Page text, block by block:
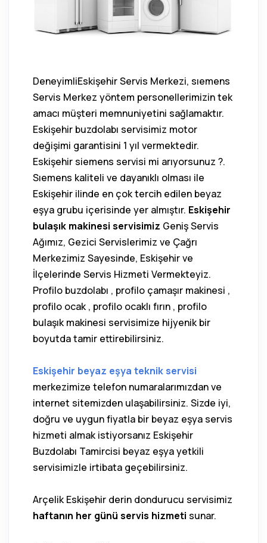
DeneyimliEskişehir Servis Merkezi, sıemens
Servis Merkez yöntem personellerimizin tek
amacı müşteri memnuniyetini sağlamaktır.
Eskişehir buzdolabı servisimiz motor
değişimi garantisini 1 yıl vermektedir.
Eskişehir siemens servisi mi arıyorsunuz ?.
Sıemens kaliteli ve dayanıklı olması ile
Eskişehir ilinde en çok tercih edilen beyaz
eşya grubu içerisinde yer almıştır. Eskişehir
bulaşık makinesi servisimiz Geniş Servis
Ağımız, Gezici Servislerimiz ve Çağrı
Merkezimiz Sayesinde, Eskişehir ve
İlçelerinde Servis Hizmeti Vermekteyiz.
Profilo buzdolabı , profilo çamaşır makinesi ,
profilo ocak , profilo ocaklı fırın , profilo
bulaşık makinesi servisimize hijyenik bir
boyutda tamir ettirebilirsiniz.
Eskişehir beyaz eşya teknik servisi
merkezimize telefon numaralarımızdan ve
internet sitemizden ulaşabilirsiniz. Sizde iyi,
doğru ve uygun fiyatla bir beyaz eşya servis
hizmeti almak istiyorsanız Eskişehir
Buzdolabı Tamircisi beyaz eşya yetkili
servisimizle irtibata geçebilirsiniz.
Arçelik Eskişehir derin dondurucu servisimiz
haftanın her günü servis hizmeti sunar.